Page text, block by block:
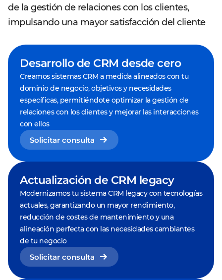
de la gestión de relaciones con los clientes,
impulsando una mayor satisfacción del cliente
Desarrollo de CRM desde cero
Creamos sistemas CRM a medida alineados con tu
dominio de negocio, objetivos y necesidades
específicas, permitiéndote optimizar la gestión de
relaciones con los clientes y mejorar las interacciones
con ellos
Solicitar consulta
Actualización de CRM legacy
Modernizamos tu sistema CRM legacy con tecnologías
actuales, garantizando un mayor rendimiento,
reducción de costes de mantenimiento y una
alineación perfecta con las necesidades cambiantes
de tu negocio
Solicitar consulta